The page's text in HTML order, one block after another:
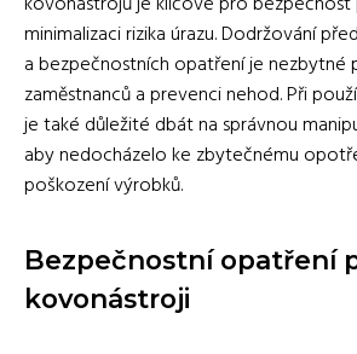
minimalizaci rizika úrazu. Dodržování
a bezpečnostních opatření je nezbytné
zaměstnanců a prevenci nehod. Při
je také důležité dbát na správnou
aby nedocházelo ke zbytečnému
poškození výrobků.
Bezpečnostní opatření
kovonástroji